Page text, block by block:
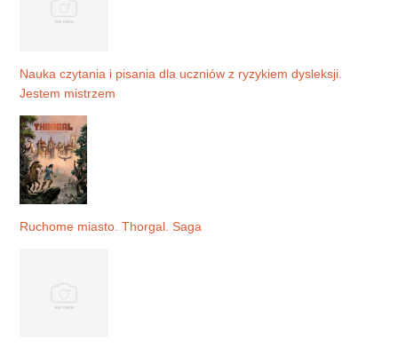
Nauka czytania i pisania dla uczniów z ryzykiem dysleksji.
Jestem mistrzem
Ruchome miasto. Thorgal. Saga